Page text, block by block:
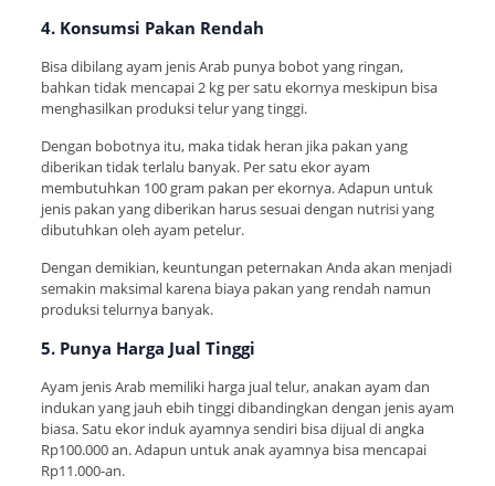
4. Konsumsi Pakan Rendah
Bisa dibilang ayam jenis Arab punya bobot yang ringan,
bahkan tidak mencapai 2 kg per satu ekornya meskipun bisa
menghasilkan produksi telur yang tinggi.
Dengan bobotnya itu, maka tidak heran jika pakan yang
diberikan tidak terlalu banyak. Per satu ekor ayam
membutuhkan 100 gram pakan per ekornya. Adapun untuk
jenis pakan yang diberikan harus sesuai dengan nutrisi yang
dibutuhkan oleh ayam petelur.
Dengan demikian, keuntungan peternakan Anda akan menjadi
semakin maksimal karena biaya pakan yang rendah namun
produksi telurnya banyak.
5. Punya Harga Jual Tinggi
Ayam jenis Arab memiliki harga jual telur, anakan ayam dan
indukan yang jauh ebih tinggi dibandingkan dengan jenis ayam
biasa. Satu ekor induk ayamnya sendiri bisa dijual di angka
Rp100.000 an. Adapun untuk anak ayamnya bisa mencapai
Rp11.000-an.